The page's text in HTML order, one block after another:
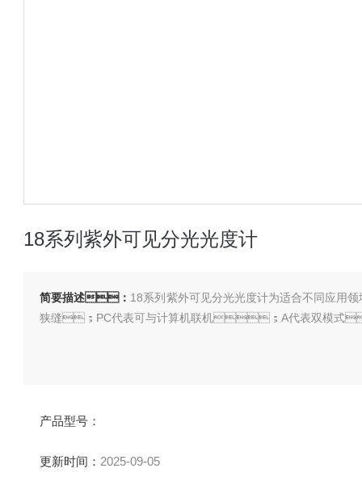
18系列紫外可见分光光度计
简要描述： 18系列紫外可见分光光度计为适合不同应
狭缝；PC代表可与计算机联机；A代表双模式
产品型号：
更新时间： 2025-09-05